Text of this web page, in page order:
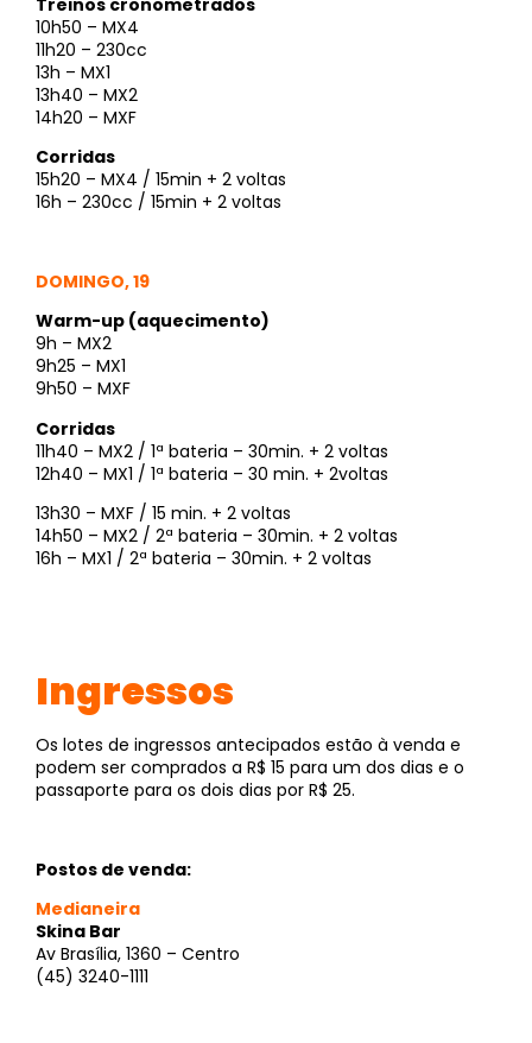
10h50 – MX4
11h20 – 230cc
13h – MX1
13h40 – MX2
14h20 – MXF
Corridas
15h20 – MX4 / 15min + 2 voltas
16h – 230cc / 15min + 2 voltas
DOMINGO, 19
Warm-up (aquecimento)
9h – MX2
9h25 – MX1
9h50 – MXF
Corridas
11h40 – MX2 / 1ª bateria – 30min. + 2 voltas
12h40 – MX1 / 1ª bateria – 30 min. + 2voltas
13h30 – MXF / 15 min. + 2 voltas
14h50 – MX2 / 2ª bateria – 30min. + 2 voltas
16h – MX1 / 2ª bateria – 30min. + 2 voltas
Ingressos
Os lotes de ingressos antecipados estão à venda e
podem ser comprados a R$ 15 para um dos dias e o
passaporte para os dois dias por R$ 25.
Postos de venda:
Medianeira
Skina Bar
Av Brasília, 1360 – Centro
(45) 3240-1111